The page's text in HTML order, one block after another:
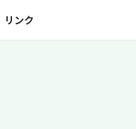
リンク